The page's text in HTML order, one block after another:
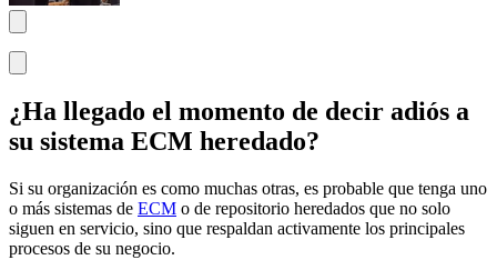
¿Ha llegado el momento de decir adiós a
su sistema ECM heredado?
Si su organización es como muchas otras, es probable que tenga uno
o más sistemas de ECM o de repositorio heredados que no solo
siguen en servicio, sino que respaldan activamente los principales
procesos de su negocio.